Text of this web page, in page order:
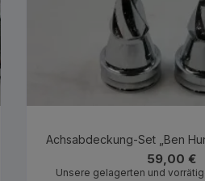
Achsabdeckung-Set „Ben
59,00 €
Unsere gelagerten und